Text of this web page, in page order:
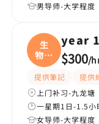
男导师-大学程度
生
物、
数学
year
$300/
提供筆記 提供
上门补习-九龙塘
一星期1日-1.5小
女导师-大学程度